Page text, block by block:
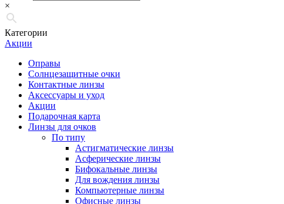
×
Категории
Акции
Оправы
Солнцезащитные очки
Контактные линзы
Аксессуары и уход
Акции
Подарочная карта
Линзы для очков
По типу
Астигматические линзы
Асферические линзы
Бифокальные линзы
Для вождения линзы
Компьютерные линзы
Офисные линзы